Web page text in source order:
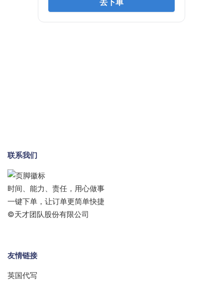
联系我们
时间、能力、责任，用心做事
一键下单，让订单更简单快捷
©天才团队股份有限公司
友情链接
英国代写